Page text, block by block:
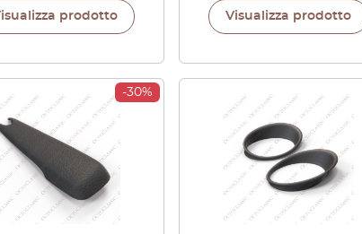
prodotto Visualizza prodotto
-30%